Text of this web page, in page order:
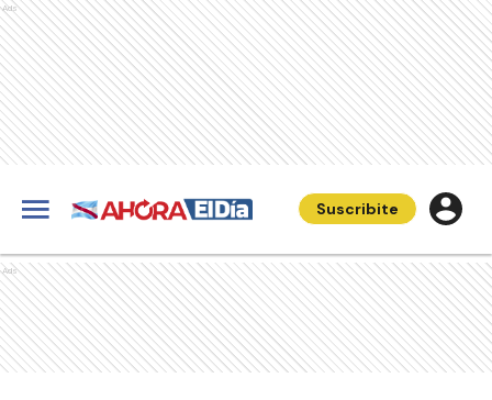
Ads
Suscribite
Ads